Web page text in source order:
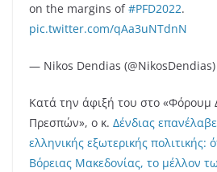
on the margins of#PFD2022.
pic.twitter.com/qAa3uNTdnN
— Nikos Dendias (@NikosDendias)
Κατά την άφιξή του στο «Φόρουμ
Πρεσπών», ο κ. Δένδιας
ελληνικής εξωτερικής πολιτικής:
Βόρειας Μακεδονίας, το μέλλον